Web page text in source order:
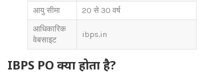
आयु सीमा
20 से 30 वर्ष
आधिकारिक
वेबसाइट
ibps.in
IBPS PO क्या होता है?